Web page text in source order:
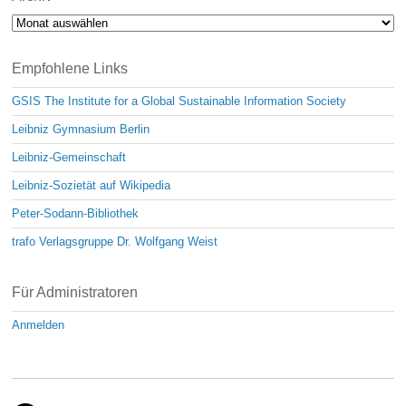
Archiv
Empfohlene Links
GSIS The Institute for a Global Sustainable Information Society
Leibniz Gymnasium Berlin
Leibniz-Gemeinschaft
Leibniz-Sozietät auf Wikipedia
Peter-Sodann-Bibliothek
trafo Verlagsgruppe Dr. Wolfgang Weist
Für Administratoren
Anmelden